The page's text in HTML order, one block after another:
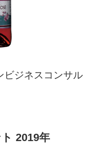
ビジネスコンサル
2019年